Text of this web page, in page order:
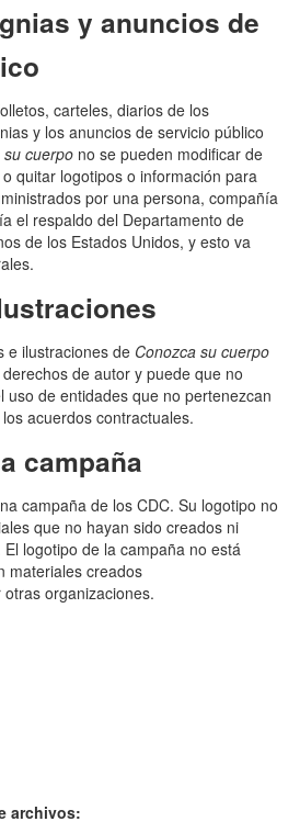
y anuncios de
carteles, diarios de los
y los anuncios de servicio público
su cuerpo no se pueden modificar de
quitar logotipos o información para
por una persona, compañía
el respaldo del Departamento de
de los Estados Unidos, y esto va
e ilustraciones de Conozca su cuerpo
de autor y puede que no
uso de entidades que no pertenezcan
acuerdos contractuales.
campaña
campaña de los CDC. Su logotipo no
que no hayan sido creados ni
logotipo de la campaña no está
materiales creados
organizaciones.
archivos: